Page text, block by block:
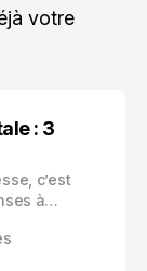
votre
: 3
c’est
à